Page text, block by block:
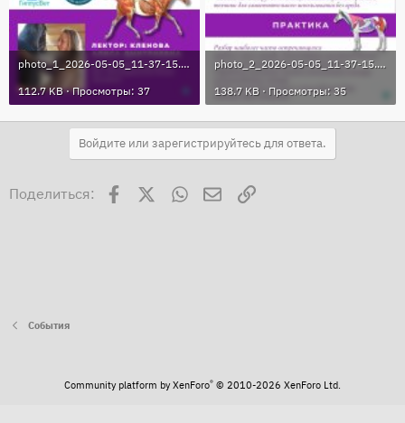
photo_1_2026-05-05_11-37-15.jpg
112.7 KB · Просмотры: 37
photo_2_2026-05-05_11-37-15.jpg
138.7 KB · Просмотры: 35
Войдите или зарегистрируйтесь для ответа.
Поделиться: Facebook WhatsAppЭлектронная почта
Ссылка
События
Community platform by XenForo® © 2010-2026 XenForo Ltd.